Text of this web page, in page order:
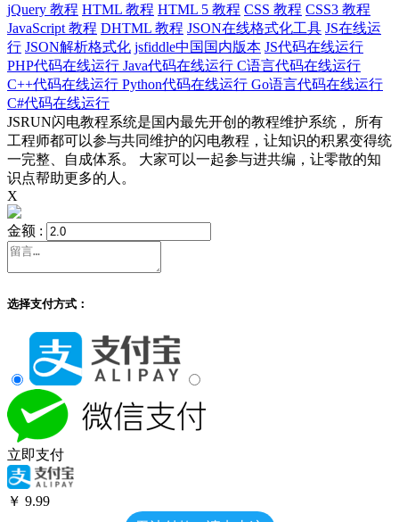
jQuery 教程 HTML 教程 HTML 5 教程 CSS 教程 CSS3 教程
JavaScript 教程 DHTML 教程 JSON在线格式化工具 JS在线运
行 JSON解析格式化 jsfiddle中国国内版本 JS代码在线运行
PHP代码在线运行 Java代码在线运行 C语言代码在线运行
C++代码在线运行 Python代码在线运行 Go语言代码在线运行
C#代码在线运行
JSRUN闪电教程系统是国内最先开创的教程维护系统， 所有
工程师都可以参与共同维护的闪电教程，让知识的积累变得统
一完整、自成体系。 大家可以一起参与进共编，让零散的知
识点帮助更多的人。
X
金额 :
选择支付方式：
立即支付
￥ 9.99